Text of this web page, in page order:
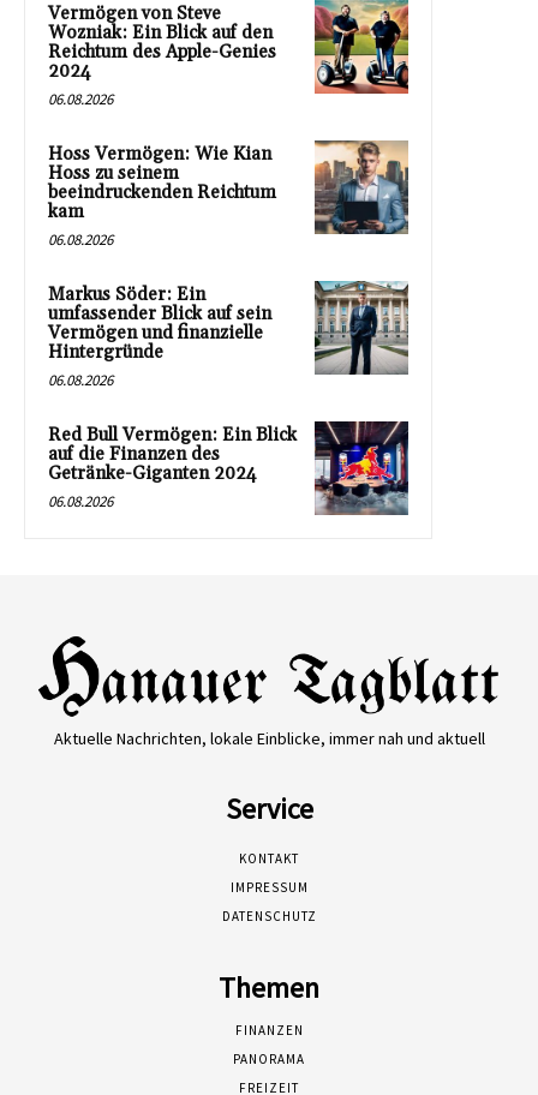
Vermögen von Steve
Wozniak: Ein Blick auf den
Reichtum des Apple-Genies
2024
06.08.2026
Hoss Vermögen: Wie Kian
Hoss zu seinem
beeindruckenden Reichtum
kam
06.08.2026
Markus Söder: Ein
umfassender Blick auf sein
Vermögen und finanzielle
Hintergründe
06.08.2026
Red Bull Vermögen: Ein Blick
auf die Finanzen des
Getränke-Giganten 2024
06.08.2026
Aktuelle Nachrichten, lokale Einblicke, immer nah und aktuell
Service
KONTAKT
IMPRESSUM
DATENSCHUTZ
Themen
FINANZEN
PANORAMA
FREIZEIT